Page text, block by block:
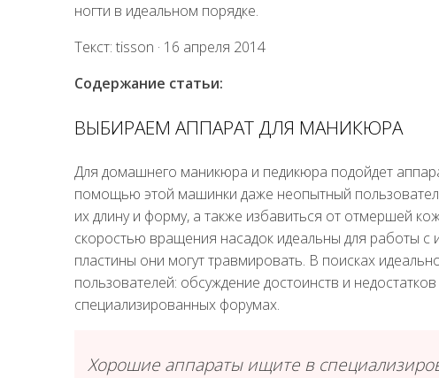
ногти в идеальном порядке.
Текст: tisson · 16 апреля 2014
Содержание статьи:
ВЫБИРАЕМ АППАРАТ ДЛЯ МАНИКЮРА
Для домашнего маникюра и педикюра подойдет
помощью этой машинки даже неопытный
их длину и форму, а также избавиться от отмершей
скоростью вращения насадок идеальны для работы с
пластины они могут травмировать. В поисках
пользователей: обсуждение достоинств и
специализированных форумах.
Хорошие аппараты ищите в